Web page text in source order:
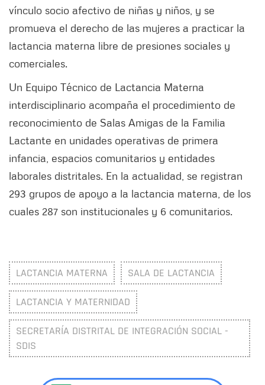
vínculo socio afectivo de niñas y niños, y se
promueva el derecho de las mujeres a practicar la
lactancia materna libre de presiones sociales y
comerciales.
Un Equipo Técnico de Lactancia Materna
interdisciplinario acompaña el procedimiento de
reconocimiento de Salas Amigas de la Familia
Lactante en unidades operativas de primera
infancia, espacios comunitarios y entidades
laborales distritales. En la actualidad, se registran
293 grupos de apoyo a la lactancia materna, de los
cuales 287 son institucionales y 6 comunitarios.
LACTANCIA MATERNA SALA DE LACTANCIA
LACTANCIA Y MATERNIDAD
SECRETARÍA DISTRITAL DE INTEGRACIÓN SOCIAL -
SDIS